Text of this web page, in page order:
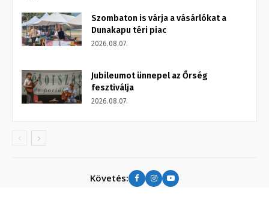
Szombaton is várja a vásárlókat a
Dunakapu téri piac
2026.08.07.
Jubileumot ünnepel az Őrség
fesztiválja
2026.08.07.
Követés: